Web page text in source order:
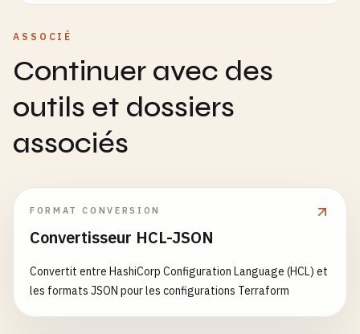
ASSOCIÉ
Continuer avec des
outils et dossiers
associés
FORMAT CONVERSION
Convertisseur HCL-JSON
Convertit entre HashiCorp Configuration Language (HCL) et
les formats JSON pour les configurations Terraform